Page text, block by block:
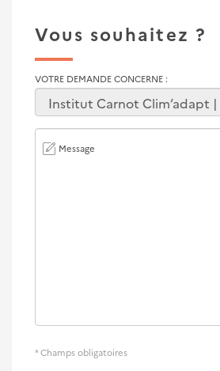
Vous souhaitez ?
VOTRE DEMANDE CONCERNE
Message
* Champs obligatoires